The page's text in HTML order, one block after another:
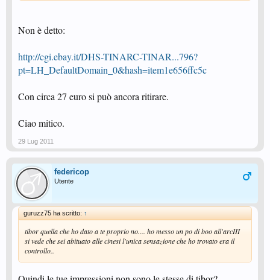
Non è detto:
http://cgi.ebay.it/DHS-TINARC-TINAR...796?
pt=LH_DefaultDomain_0&hash=item1e656ffc5c
Con circa 27 euro si può ancora ritirare.
Ciao mitico.
29 Lug 2011
federicop
Utente
guruzz75 ha scritto: ↑
tibor quella che ho dato a te proprio no.... ho messo un po di boo all'arcIII
si vede che sei abituato alle cinesi l'unica sensazione che ho trovato era il
controllo..